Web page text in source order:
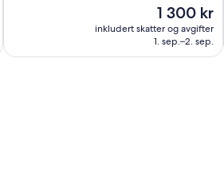
Prisen
er
1 300 kr
1 300 kr
inkludert skatter og avgifter
1. sep.–2. sep.